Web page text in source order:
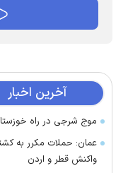
آخرین اخبار
موج شرجی در راه
عمان: حملات مکرر به
واکنش قطر و اردن